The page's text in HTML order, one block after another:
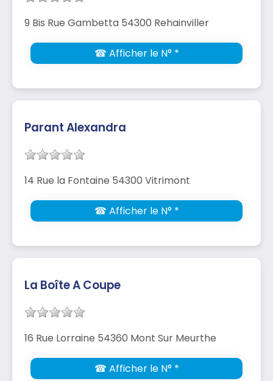
9 Bis Rue Gambetta 54300 Rehainviller
☎ Afficher le N° *
Parant Alexandra
14 Rue la Fontaine 54300 Vitrimont
☎ Afficher le N° *
La Boîte A Coupe
16 Rue Lorraine 54360 Mont Sur Meurthe
☎ Afficher le N° *